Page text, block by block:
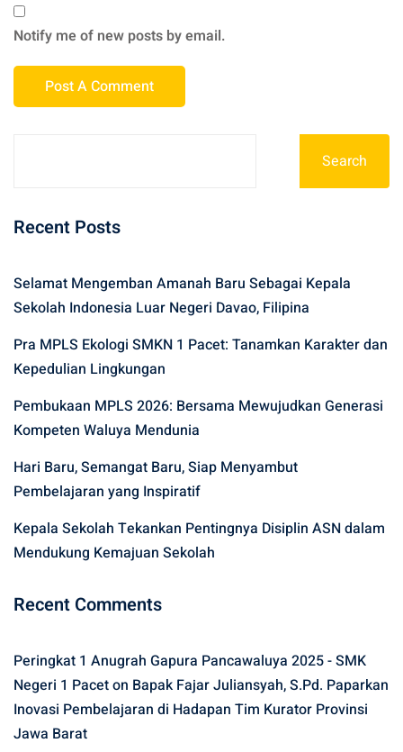
Notify me of new posts by email.
Search
Recent Posts
Selamat Mengemban Amanah Baru Sebagai Kepala
Sekolah Indonesia Luar Negeri Davao, Filipina
Pra MPLS Ekologi SMKN 1 Pacet: Tanamkan Karakter dan
Kepedulian Lingkungan
Pembukaan MPLS 2026: Bersama Mewujudkan Generasi
Kompeten Waluya Mendunia
Hari Baru, Semangat Baru, Siap Menyambut
Pembelajaran yang Inspiratif
Kepala Sekolah Tekankan Pentingnya Disiplin ASN dalam
Mendukung Kemajuan Sekolah
Recent Comments
Peringkat 1 Anugrah Gapura Pancawaluya 2025 - SMK
Negeri 1 Paceton Bapak Fajar Juliansyah, S.Pd. Paparkan
Inovasi Pembelajaran di Hadapan Tim Kurator Provinsi
Jawa Barat